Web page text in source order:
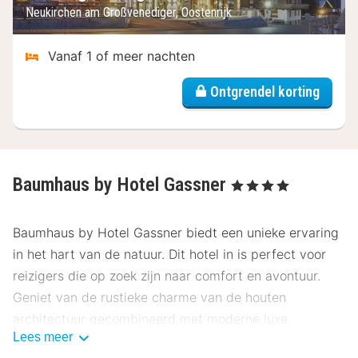
Neukirchen am Großvenediger, Oostenrijk
Vanaf 1 of meer nachten
Ontgrendel korting
Baumhaus by Hotel Gassner , 4 Sterren
Baumhaus by Hotel Gassner biedt een unieke ervaring
in het hart van de natuur. Dit hotel in is perfect voor
reizigers die op zoek zijn naar comfort en avontuur.
Geniet van de rustieke charme van de houten
architectuur gecombineerd met moderne luxe.
Lees meer